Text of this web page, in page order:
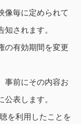
像毎に定められて
されます。
の有効期間を変更
事前にその内容お
表します。
を利用したことを